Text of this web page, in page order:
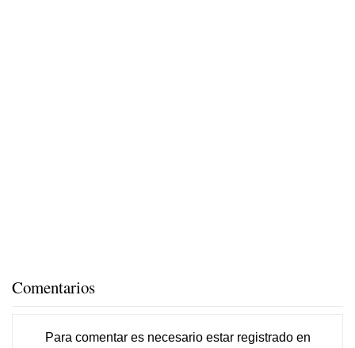
Comentarios
Para comentar es necesario estar registradoen